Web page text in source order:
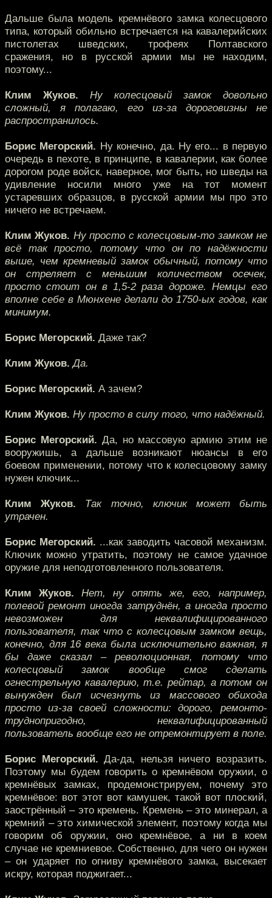
Дальше была модель кремнёвого замка колесцового
типа, который обильно встречается на кавалерийских
пистолетах шведских, трофеях Полтавского
сражения, но в русской армии мы не находим,
поэтому...
Клим Жуков. Ну колесцовый замок довольно
сложный, я полагаю, его из-за дороговизны не
распространилось.
Борис Мегорский. Ну конечно, да. Ну его... в первую
очередь в пехоте, в принципе, в кавалерии, как более
дорогом роде войск, наверное, мог быть, но шведы на
удивление носили много уже на тот момент
устаревших образцов, в русской армии мы про это
ничего не встречаем.
Клим Жуков. Ну просто с колесцовым-то замком не
всё так просто, потому что он по надёжности
выше, чем кремневый замок обычный, потому что
он стреляет с меньшим количеством осечек,
просто стоит он в 1,5-2 раза дороже. Немцы его
вполне себе в Мюнхене делали до 1750-ых годов, как
минимум.
Борис Мегорский. Даже так?
Клим Жуков. Да.
Борис Мегорский. А зачем?
Клим Жуков. Ну просто в силу того, что надёжный.
Борис Мегорский. Да, но массовую армию этим не
вооружишь, а дальше возникают нюансы в его
боевом применении, потому что к колесцовому замку
нужен ключик...
Клим Жуков. Так точно, ключик может быть
утрачен.
Борис Мегорский. ...как заводить часовой механизм.
Ключик можно утратить, поэтому не самое удачное
оружие для неподготовленного пользователя.
Клим Жуков. Нет, ну опять же, его, например,
полевой ремонт иногда затруднён, а иногда просто
невозможен для неквалифицированного
пользователя, так что с колесцовым замком вещь,
конечно, для 16 века была исключительно важная, я
бы даже сказал – революционная, потому что
колесцовый замок вообще смог сделать
огнестрельную кавалерию, т.е. рейтар, а потом он
вынужден был исчезнуть из массового обихода
просто из-за своей сложности: дорого, ремонто-
труднопригодно, неквалифицированный
пользователь вообще его не отремонтирует в поле.
Борис Мегорский. Да-да, нельзя ничего возразить.
Поэтому мы будем говорить о кремнёвом оружии, о
кремнёвых замках, продемонстрируем, почему это
кремнёвое: вот этот вот камушек, такой вот плоский,
заострённый – это кремень. Кремень – это минерал, а
кремний – это химической элемент, поэтому когда мы
говорим об оружии, оно кремнёвое, а ни в коем
случае не кремниевое. Собственно, для чего он нужен
– он ударяет по огниву кремнёвого замка, высекает
искру, которая поджигает...